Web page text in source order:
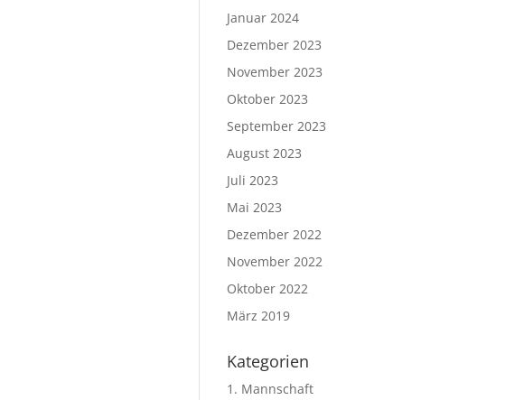
Januar 2024
Dezember 2023
November 2023
Oktober 2023
September 2023
August 2023
Juli 2023
Mai 2023
Dezember 2022
November 2022
Oktober 2022
März 2019
Kategorien
1. Mannschaft